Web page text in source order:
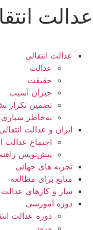
پرش
به
عدالت
عدالت انتقالی
عدالت
حقیقت
جبران آسیب
تضمین تکرار
به‌خاطر سپاری
ایران و عدالت انتقالی
اجتماع عدالت
پیش‌نویس
تجربه های جهانی
منابع برای مطالعه
ساز و کارهای عدالت
دوره آموزشی
دوره عدالت
ورود